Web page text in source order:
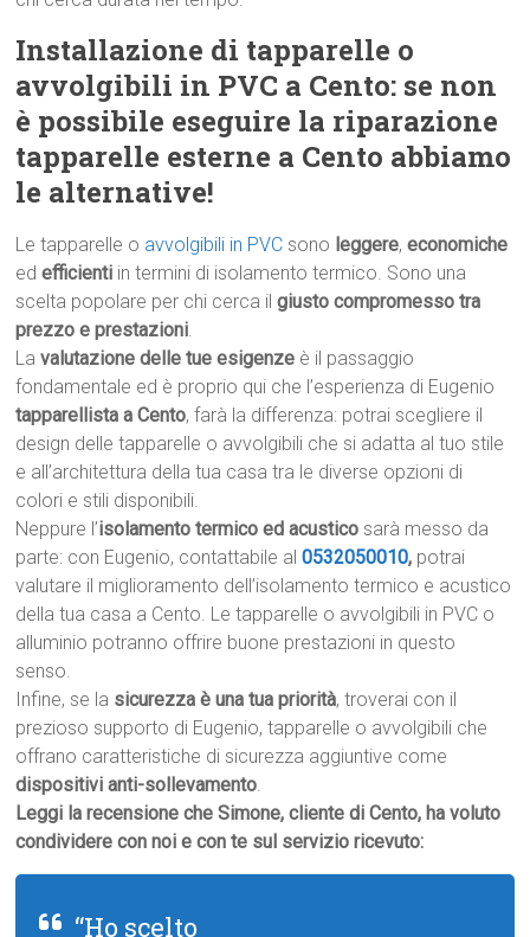
Installazione di tapparelle o
avvolgibili in PVC a Cento: se non
è possibile eseguire la riparazione
tapparelle esterne a Cento abbiamo
le alternative!
Le tapparelle o avvolgibili in PVC sono leggere,economiche
edefficienti in termini di isolamento termico. Sono una
scelta popolare per chi cerca ilgiusto compromesso tra
prezzo e prestazioni.
Lavalutazione delle tue esigenze è il passaggio
fondamentale ed è proprio qui che l’esperienza di Eugenio
tapparellista a Cento, farà la differenza: potrai scegliere il
design delle tapparelle o avvolgibili che si adatta al tuo stile
e all’architettura della tua casa tra le diverse opzioni di
colori e stili disponibili.
Neppure l’isolamento termico ed acustico sarà messo da
parte: con Eugenio, contattabile al0532050010, potrai
valutare il miglioramento dell’isolamento termico e acustico
della tua casa a Cento. Le tapparelle o avvolgibili in PVC o
alluminio potranno offrire buone prestazioni in questo
senso.
Infine, se la sicurezza è una tua priorità, troverai con il
prezioso supporto di Eugenio, tapparelle o avvolgibili che
offrano caratteristiche di sicurezza aggiuntive come
dispositivi anti-sollevamento.
Leggi la recensione che Simone, cliente di Cento, ha voluto
condividere con noi e con te sul servizio ricevuto:
“Ho scelto